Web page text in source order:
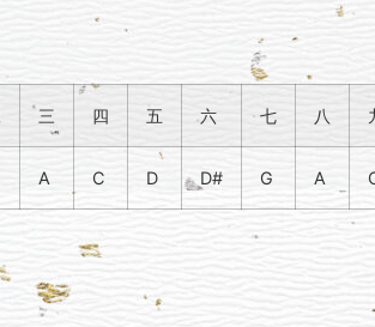
三 四 五 六 七 八
A C D D# G A